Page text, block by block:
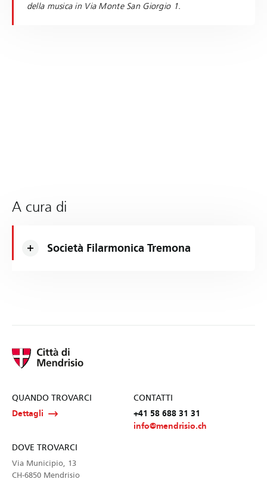
della musica in Via Monte San Giorgio 1.
A cura di
Società Filarmonica Tremona
QUANDO TROVARCI
Dettagli
CONTATTI
+41 58 688 31 31
info@mendrisio.ch
DOVE TROVARCI
Via Municipio, 13
CH-6850 Mendrisio